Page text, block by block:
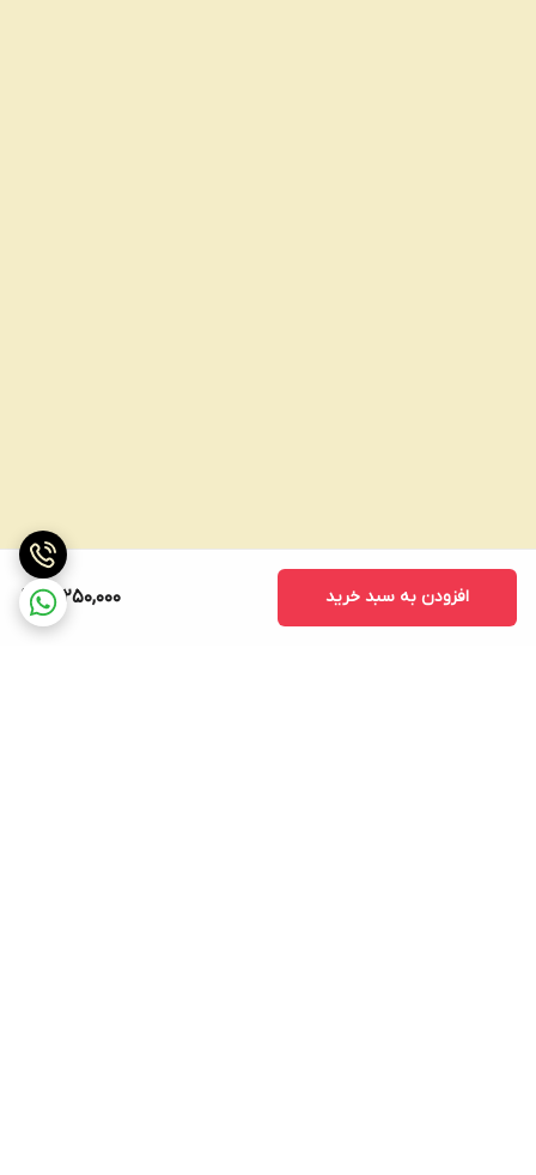
17,250,000 افزودن به سبد خرید